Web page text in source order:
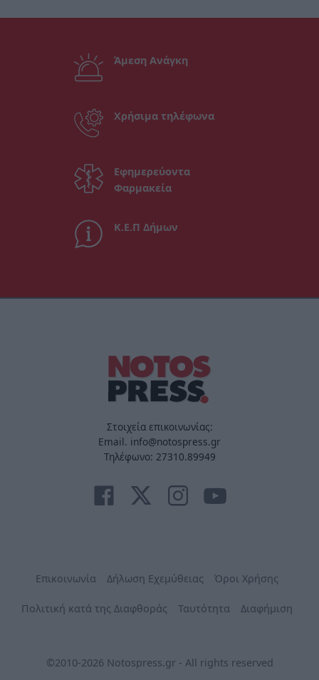
Άμεση Ανάγκη
Χρήσιμα τηλέφωνα
Εφημερεύοντα
Φαρμακεία
Κ.Ε.Π Δήμων
Στοιχεία επικοινωνίας:
Email. info@notospress.gr
Τηλέφωνο: 27310.89949
Επικοινωνία Δήλωση Εχεμύθειας Όροι Χρήσης
Πολιτική κατά της Διαφθοράς Ταυτότητα Διαφήμιση
©2010-2026 Notospress.gr - All rights reserved